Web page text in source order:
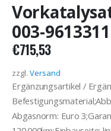
003-
€715,53
zzgl. Versand
Ergänzungsartikel /
Abgasnorm: Euro